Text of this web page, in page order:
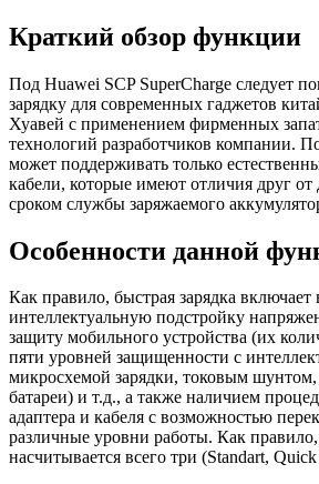
Краткий обзор функции
Под Huawei SCP SuperCharge следует
зарядку для современных гаджетов
Хуавей с применением фирменных
технологий разработчиков компании.
может поддерживать только
кабели, которые имеют отличия друг
сроком службы заряжаемого
Особенности данной
Как правило, быстрая зарядка включает
интеллектуальную подстройку
защиту мобильного устройства (их
пяти уровней защищенности с
микросхемой зарядки, токовым
батареи) и т.д., а также наличием
адаптера и кабеля с возможностью
различные уровни работы. Как
насчитывается всего три (Standart,